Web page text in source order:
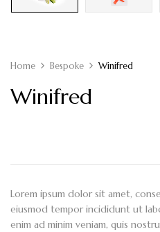
Home Bespoke Winifred
Winifred
Lorem ipsum dolor sit amet,
eiusmod tempor incididunt ut
enim ad minim veniam, quis